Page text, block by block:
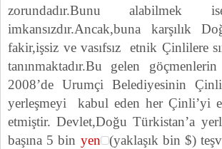
zorundadır.Bunu
imkansızdır.Ancak,buna karşılık
fakir,işsiz ve vasıfsız etnik Çinlilere
tanınmaktadır.Bu gelen
2008’de Urumçi Belediyesinin
yerleşmeyi kabul eden her Çinli’yi
etmiştir. Devlet,Doğu Türkistan’a
başına 5 bin yen
(yaklaşık bin $)